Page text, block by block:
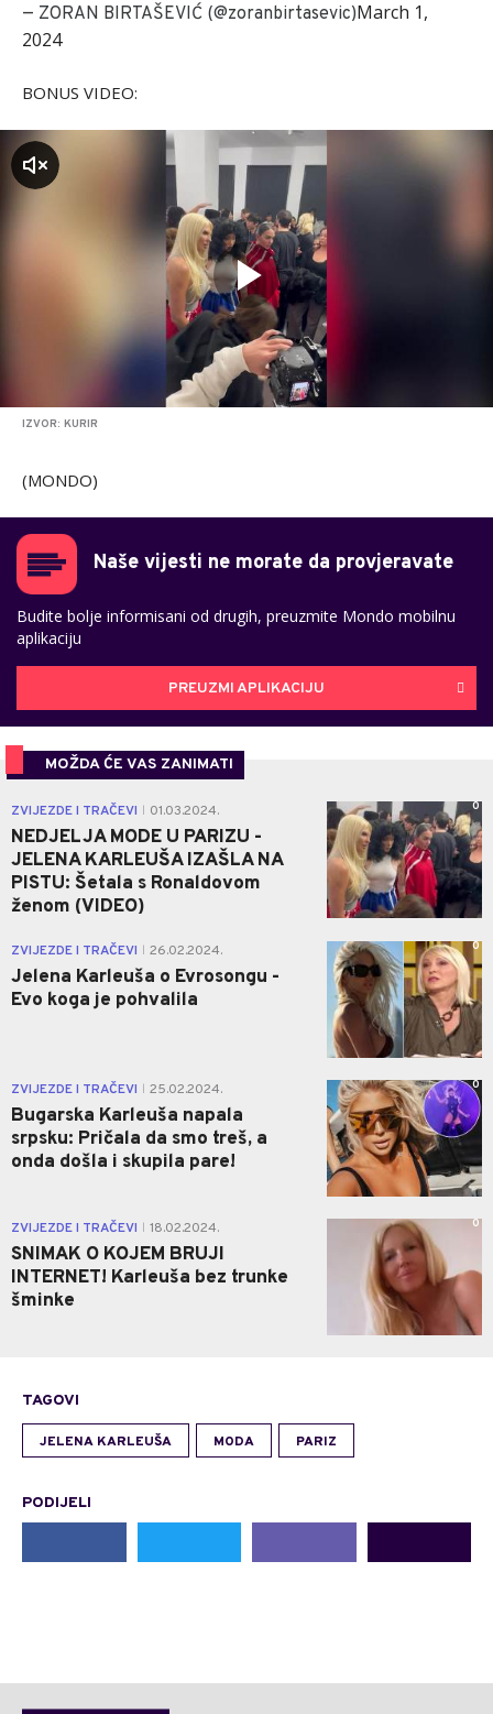
— ZORAN BIRTAŠEVIĆ (@zoranbirtasevic)March 1,
2024
BONUS VIDEO:
IZVOR: KURIR
(MONDO)
Naše vijesti ne morate da provjeravate
Budite bolje informisani od drugih, preuzmite Mondo mobilnu
aplikaciju
PREUZMI APLIKACIJU
MOŽDA ĆE VAS ZANIMATI
ZVIJEZDE I TRAČEVI 01.03.2024.
NEDJELJA MODE U PARIZU -
JELENA KARLEUŠA IZAŠLA NA
PISTU: Šetala s Ronaldovom
ženom (VIDEO)
0
ZVIJEZDE I TRAČEVI 26.02.2024.
Jelena Karleuša o Evrosongu -
Evo koga je pohvalila
0
ZVIJEZDE I TRAČEVI 25.02.2024.
Bugarska Karleuša napala
srpsku: Pričala da smo treš, a
onda došla i skupila pare!
0
ZVIJEZDE I TRAČEVI 18.02.2024.
SNIMAK O KOJEM BRUJI
INTERNET! Karleuša bez trunke
šminke
0
TAGOVI
JELENA KARLEUŠA MODA PARIZ
PODIJELI